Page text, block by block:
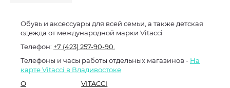
Обувь и аксессуары для всей семьи, а также детская
одежда от международной марки Vitacci
Телефон: +7 (423) 257-90-90.
Телефоны и часы работы отдельных магазинов - На
карте Vitacci в Владивостоке
О
VITACCI